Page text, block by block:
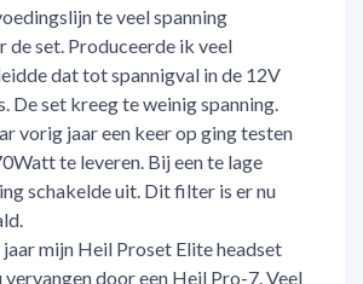
te veel spanning
de set. Produceerde ik veel
dat tot spannigval in de 12V
De set kreeg te weinig spanning.
vorig jaar een keer op ging testen
te leveren. Bij een te lage
schakelde uit. Dit filter is er nu
mijn Heil Proset Elite headset
vervangen door een Heil Pro-7. Veel